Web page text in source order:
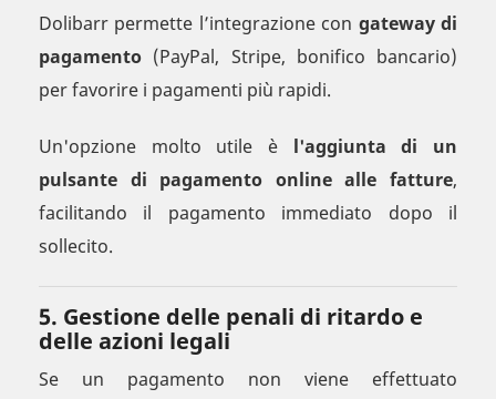
Dolibarr permette l’integrazione con gateway di
pagamento (PayPal, Stripe, bonifico bancario)
per favorire i pagamenti più rapidi.
Un'opzione molto utile è l'aggiunta di un
pulsante di pagamento online alle fatture,
facilitando il pagamento immediato dopo il
sollecito.
5. Gestione delle penali di ritardo e
delle azioni legali
Se un pagamento non viene effettuato